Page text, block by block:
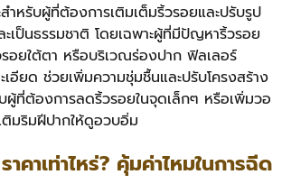
ำหรับผู้ที่ต้องการเติมเต็มริ้วรอยและปรับรูป
ะเป็นธรรมชาติ โดยเฉพาะผู้ที่มีปัญหาริ้วรอย
อยใต้ตา หรือบริเวณร่องปาก ฟิลเลอร์
อียด ช่วยเพิ่มความชุ่มชื้นและปรับโครงสร้าง
ผู้ที่ต้องการลดริ้วรอยในจุดเล็กๆ หรือเพิ่มวอ
ติมริมฝีปากให้ดูอวบอิ่ม
คาเท่าไหร่? คุ้มค่าไหมในการฉีด